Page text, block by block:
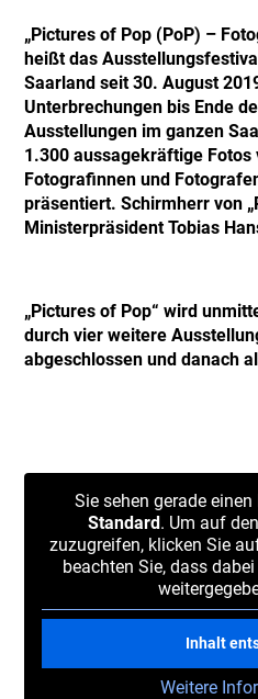
„Pictures of Pop (PoP) –
heißt das
Saarland seit 30. August
Unterbrechungen bis Ende
Ausstellungen im ganzen
1.300 aussagekräftige Fotos
Fotografinnen und
präsentiert. Schirmherr von
Ministerpräsident Tobias
„Pictures of Pop“ wird
durch vier weitere
abgeschlossen und danach
Sie sehen gerade
Standard. Um auf
zuzugreifen, klicken Sie
beachten Sie, dass
Inhalt
Weitere